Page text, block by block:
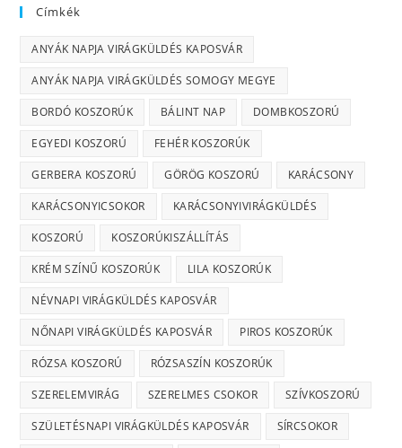
Címkék
ANYÁK NAPJA VIRÁGKÜLDÉS KAPOSVÁR
ANYÁK NAPJA VIRÁGKÜLDÉS SOMOGY MEGYE
BORDÓ KOSZORÚK BÁLINT NAP DOMBKOSZORÚ
EGYEDI KOSZORÚ FEHÉR KOSZORÚK
GERBERA KOSZORÚ GÖRÖG KOSZORÚ KARÁCSONY
KARÁCSONYICSOKOR KARÁCSONYIVIRÁGKÜLDÉS
KOSZORÚ KOSZORÚKISZÁLLÍTÁS
KRÉM SZÍNŰ KOSZORÚK LILA KOSZORÚK
NÉVNAPI VIRÁGKÜLDÉS KAPOSVÁR
NŐNAPI VIRÁGKÜLDÉS KAPOSVÁR PIROS KOSZORÚK
RÓZSA KOSZORÚ RÓZSASZÍN KOSZORÚK
SZERELEMVIRÁG SZERELMES CSOKOR SZÍVKOSZORÚ
SZÜLETÉSNAPI VIRÁGKÜLDÉS KAPOSVÁR SÍRCSOKOR